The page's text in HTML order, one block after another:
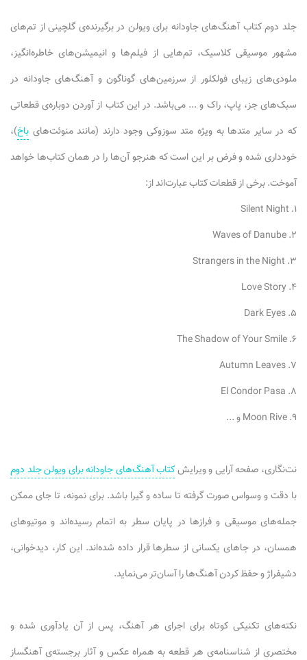
جلد دوم کتاب آهنگ‌های جاودانه برای ویولن در برگیرنده‌ی گلچینی از تم‌های
مشهور موسیقی کلاسیک، تم‌هایی از فیلم‌ها و انیمیشن‌های خاطره‌انگیز،
ملودی‌های زیبای فولکلور از سرزمین‌های گوناگون و آهنگ‌های جاودانه در
سبک‌های جز، پاپ، راک و ... می‌باشد. در این کتاب از آوردن دوباره‌ی قطعاتی
که در سایر متدها به ویژه متد سوزوکی وجود دارند (مانند منوئت‌های باخ)،
خودداری شده و فرض بر این است که هنرجو آن‌ها را در همان کتاب‌ها خواهد
آموخت. برخی از قطعات کتاب عبارت‌اند از:
۱. Silent Night
۲. Waves of Danube
۳. Strangers in the Night
۴. Love Story
۵. Dark Eyes
۶. The Shadow of Your Smile
۷. Autumn Leaves
۸. El Condor Pasa
۹. Moon Rive و ...
نت‌نگاری، صفحه آرایی و ویرایشکتاب آهنگ‌های جاودانه برای ویولن جلد دوم
با دقت و وسواس صورت گرفته تا ساده و گیرا باشد. برای نمونه، تا جای ممکن
جمله‌های موسیقی و فرازها در پایان سطر به اتمام رسیده‌اند و موتیوهای
همسان، در جاهای یکسانی از سطرها قرار داده شده‌اند. این کار، دید‌خوانی،
دشیفراژ و حفظ کردن آهنگ‌ها را آسان‌تر می‌نماید.
نکته‌های تکنیکی کوتاه برای اجرای هر آهنگ، پس از آن یادآوری شده و
مختصری از شناسنامه‌ی هر قطعه به همراه عکس و آثار برجسته‌ی آهنگساز